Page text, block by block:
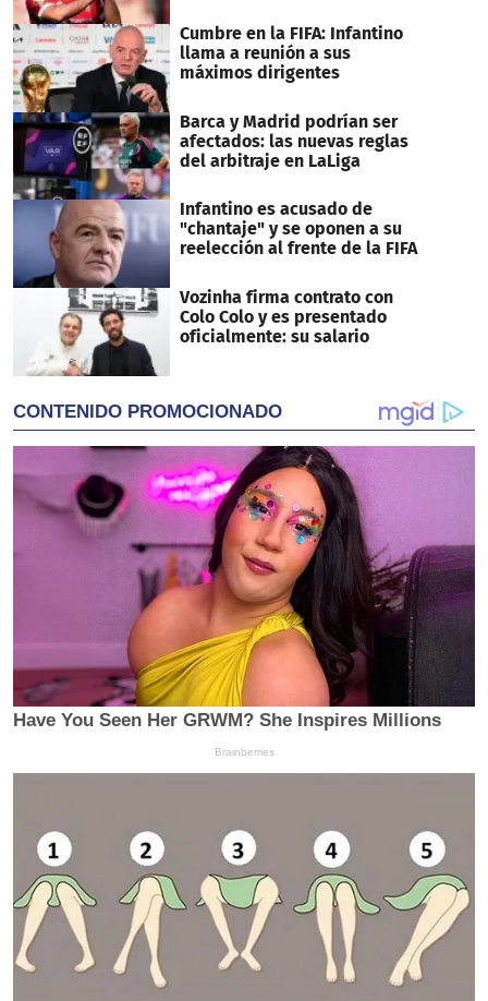
Cumbre en la FIFA: Infantino
llama a reunión a sus
máximos dirigentes
Barca y Madrid podrían ser
afectados: las nuevas reglas
del arbitraje en LaLiga
Infantino es acusado de
"chantaje" y se oponen a su
reelección al frente de la FIFA
Vozinha firma contrato con
Colo Colo y es presentado
oficialmente: su salario